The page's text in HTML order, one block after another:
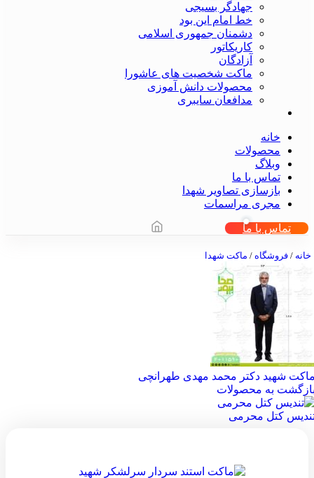
جهادگر بسیجی
خط امام این بود
دشمنان جمهوری اسلامی
کاریکاتور
آزادگان
ماکت شخصیت های عاشورا
محصولات دانش آموزی
مدافعان سایبری
خانه
محصولات
وبلاگ
تماس با ما
بازسازی تصاویر شهدا
مجری مراسمات
تماس با ما
خانه / فروشگاه / ماکت شهدا
شهید دکتر محمد مهدی طهرانچی
به محصولات
کتل محرمی